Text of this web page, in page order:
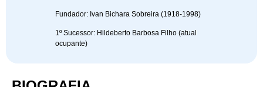
Fundador: Ivan Bichara Sobreira (1918-1998)
1º Sucessor: Hildeberto Barbosa Filho (atual
ocupante)